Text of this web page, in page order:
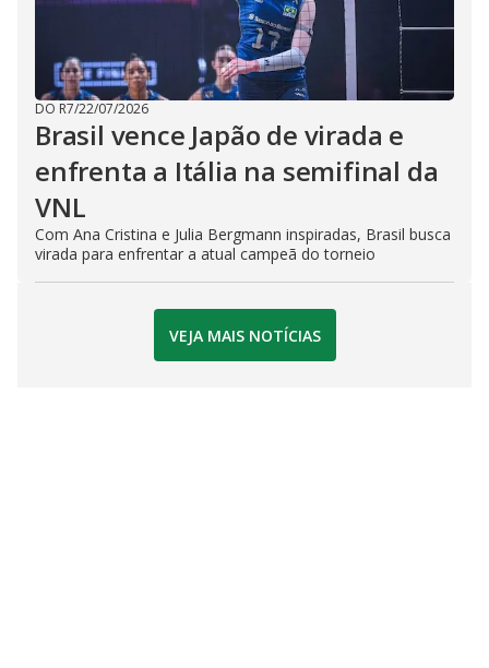
DO R7/22/07/2026
Brasil vence Japão de virada e
enfrenta a Itália na semifinal da
VNL
Com Ana Cristina e Julia Bergmann inspiradas, Brasil busca
virada para enfrentar a atual campeã do torneio
VEJA MAIS NOTÍCIAS